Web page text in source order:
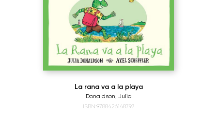
La rana va a la playa
Donaldson, Julia
ISBN:9788426148797